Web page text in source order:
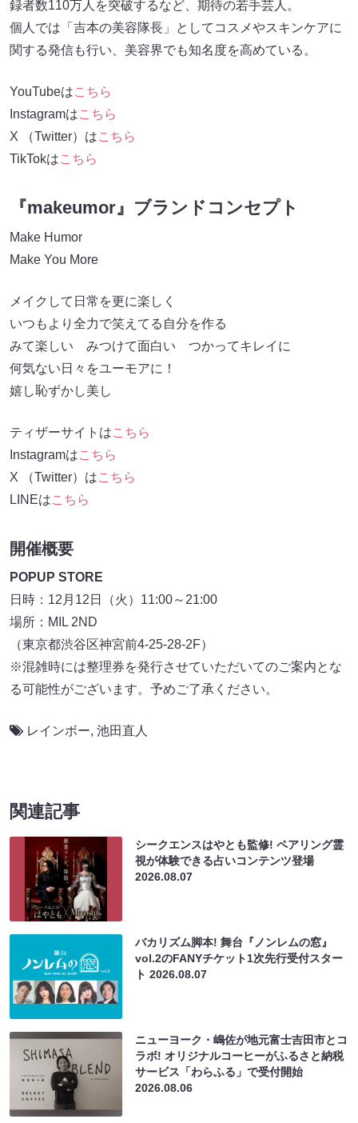
録者数110万人を突破するなど、期待の若手芸人。
個人では「吉本の美容隊長」としてコスメやスキンケアに
関する発信も行い、美容界でも知名度を高めている。
YouTubeはこちら
Instagramはこちら
X （Twitter）はこちら
TikTokはこちら
『makeumor』ブランドコンセプト
Make Humor
Make You More
メイクして日常を更に楽しく
いつもより全力で笑えてる自分を作る
みて楽しい みつけて面白い つかってキレイに
何気ない日々をユーモアに！
嬉し恥ずかし美し
ティザーサイトはこちら
Instagramはこちら
X （Twitter）はこちら
LINEはこちら
開催概要
POPUP STORE
日時：12月12日（火）11:00～21:00
場所：MIL 2ND
（東京都渋谷区神宮前4-25-28-2F）
※混雑時には整理券を発行させていただいてのご案内とな
る可能性がございます。予めご了承ください。
レインボー, 池田直人
関連記事
シークエンスはやとも監修! ペアリング霊
視が体験できる占いコンテンツ登場
2026.08.07
バカリズム脚本! 舞台『ノンレムの窓』
vol.2のFANYチケット1次先行受付スター
ト2026.08.07
ニューヨーク・嶋佐が地元富士吉田市とコ
ラボ! オリジナルコーヒーがふるさと納税
サービス「わらふる」で受付開始
2026.08.06